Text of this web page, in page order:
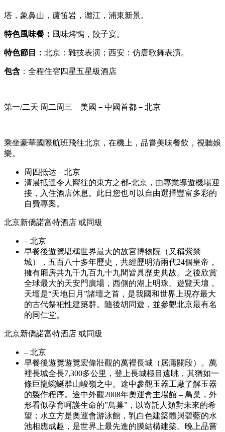
塔，象鼻山，蘆笛岩，灕江，浦東新景。
特色風味餐： 風味烤鴨，餃子宴。
特色節目： 北京：雜技表演；西安：仿唐歌舞表演。
包含 ：全程住宿四星五星級酒店
第一/二天 周二周三 – 美國－中國首都－北京
乘坐豪華國際航班飛往北京，在機上，品嘗美味餐飲，視聽娛
樂。
周四抵达 – 北京
清晨抵達令人嚮往的東方之都-北京，由專業導遊機場迎
接，入住酒店休息。此日您也可以自由選擇豐富多彩的
自費專案。
北京新僑諾富特酒店 或同級
– 北京
早餐後遊覽堪稱世界最大的故宮博物院（又稱紫禁
城），五百八十多年歷史，共經歷明清兩代24個皇帝，
擁有廂房共九千九百九十九間皆具歷史典故。之後欣賞
全球最大的天安門廣場，西側的湖上明珠。遊覽天壇，
天壇是“天地日月”諸壇之首，是我國和世界上現存最大
的古代祭祀性建築群。隨後胡同遊，並參觀北京最有名
的同仁堂。
北京新僑諾富特酒店 或同級
– 北京
早餐後遊覽遊覽宏偉壯觀的萬裡長城（居庸關段）。萬
裡長城全長7,300多公里，登上長城極目遠眺，其猶如一
條巨龍蜿蜒群山峻嶺之中。途中參觀玉器工廠了解玉器
的製作程序。途中外觀2008年奧運會主場館 – 鳥巢，外
形看似孕育呵護生命的”鳥巢”，以寄託人類對未來的希
望；水立方是奧運會游泳館，乳白色建築體與碧藍的水
池相應成趣，是世界上最先進的膜結構建築。晚上品嘗